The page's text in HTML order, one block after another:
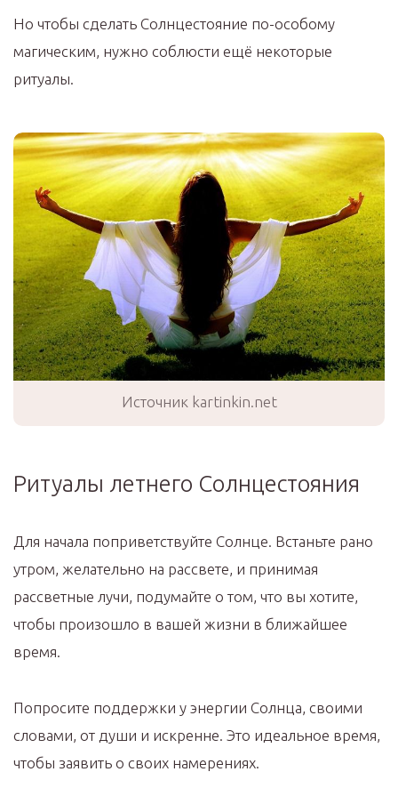
Но чтобы сделать Солнцестояние по-особому
магическим, нужно соблюсти ещё некоторые
ритуалы.
Источник kartinkin.net
Ритуалы летнего Солнцестояния
Для начала поприветствуйте Солнце. Встаньте рано
утром, желательно на рассвете, и принимая
рассветные лучи, подумайте о том, что вы хотите,
чтобы произошло в вашей жизни в ближайшее
время.
Попросите поддержки у энергии Солнца, своими
словами, от души и искренне. Это идеальное время,
чтобы заявить о своих намерениях.